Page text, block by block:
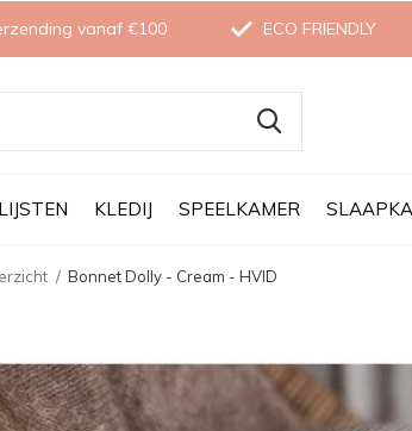
KLEDIJ SPEELKAMER
vanaf €100 ECO FRIENDLY
Bonnet Dolly - Cream - HVID